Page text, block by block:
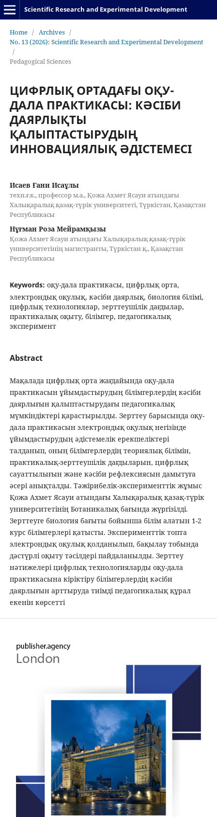
Scientific Research and Experimental Development
Home / Archives /
No. 13 (2026): Scientific Research and Experimental Development
/
Pedagogical Sciences
ЦИФРЛЫҚ ОРТАДАҒЫ ОҚУ-
ДАЛА ПРАКТИКАСЫ: КӘСІБИ
ДАЯРЛЫҚТЫ
ҚАЛЫПТАСТЫРУДЫҢ
ИННОВАЦИЯЛЫҚ ӘДІСТЕМЕСІ
Исаев Ғани Исаұлы
техн.ғ.к., профессор м.а., Қожа Ахмет Ясауи атындағы
Халықаралық қазақ-түрік университеті, Түркістан, Қазақстан
Республикасы
Нұғман Роза Мейрамқызы
Қожа Ахмет Ясауи атындағы Халықаралық қазақ-түрік
университетінің магистранты, Түркістан қ., Қазақстан
Республикасы
Keywords: оқу-дала практикасы, цифрлық орта,
электрондық оқулық, кәсіби даярлық, биология білімі,
цифрлық технологиялар, зерттеушілік дағдылар,
практикалық оқыту, білімгер, педагогикалық
эксперимент
Abstract
Мақалада цифрлық орта жағдайында оқу-дала
практикасын ұйымдастырудың білімгерлердің кәсіби
даярлығын қалыптастырудағы педагогикалық
мүмкіндіктері қарастырылды. Зерттеу барысында оқу-
дала практикасын электрондық оқулық негізінде
ұйымдастырудың әдістемелік ерекшеліктері
талданып, оның білімгерлердің теориялық білімін,
практикалық-зерттеушілік дағдыларын, цифрлық
сауаттылығын және кәсіби рефлексиясын дамытуға
әсері анықталды. Тәжірибелік-эксперименттік жұмыс
Қожа Ахмет Ясауи атындағы Халықаралық қазақ-түрік
университетінің Ботаникалық бағында жүргізілді.
Зерттеуге биология бағыты бойынша білім алатын 1-2
курс білімгерлері қатысты. Эксперименттік топта
электрондық оқулық қолданылып, бақылау тобында
дәстүрлі оқыту тәсілдері пайдаланылды. Зерттеу
нәтижелері цифрлық технологияларды оқу-дала
практикасына кіріктіру білімгерлердің кәсіби
даярлығын арттыруда тиімді педагогикалық құрал
екенін көрсетті